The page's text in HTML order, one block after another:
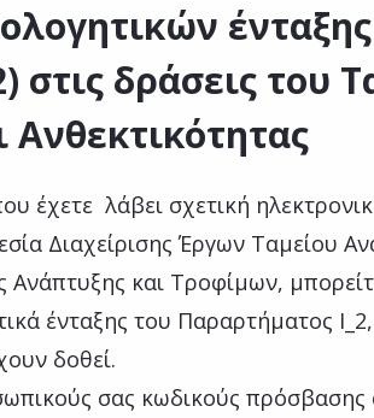
ένταξης
στις δράσεις του
έχετε λάβει σχετική
Διαχείρισης Έργων Ταμείου
Ανάπτυξης και Τροφίμων,
ένταξης του Παραρτήματος
δοθεί.
σας κωδικούς πρόσβασης